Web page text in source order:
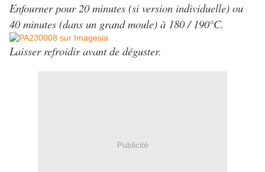
Enfourner pour 20 minutes (si version individuelle) ou
40 minutes (dans un grand moule) à 180 / 190°C.
Laisser refroidir avant de déguster.
Publicité